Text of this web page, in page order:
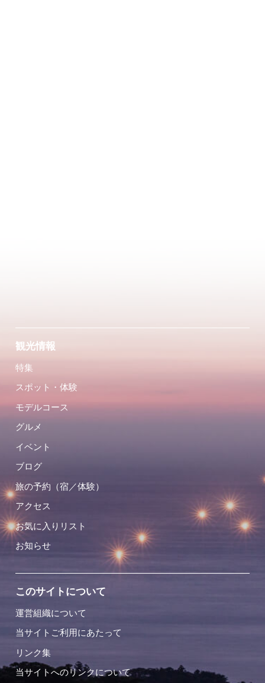
観光情報
特集
スポット・体験
モデルコース
グルメ
イベント
ブログ
旅の予約（宿／体験）
アクセス
お気に入りリスト
お知らせ
このサイトについて
運営組織について
当サイトご利用にあたって
リンク集
当サイトへのリンクについて